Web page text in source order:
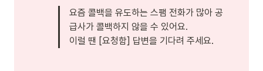
요즘 콜백을 유도하는 스팸 전화가 많아 공
급사가 콜백하지 않을 수 있어요.
이럴 땐 [요청함] 답변을 기다려 주세요.